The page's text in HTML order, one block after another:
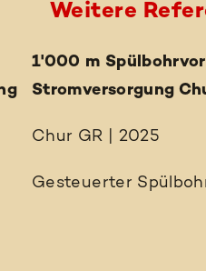
Weitere
1'000 m
Stromversorgung
Chur GR | 2025
Gesteuerter